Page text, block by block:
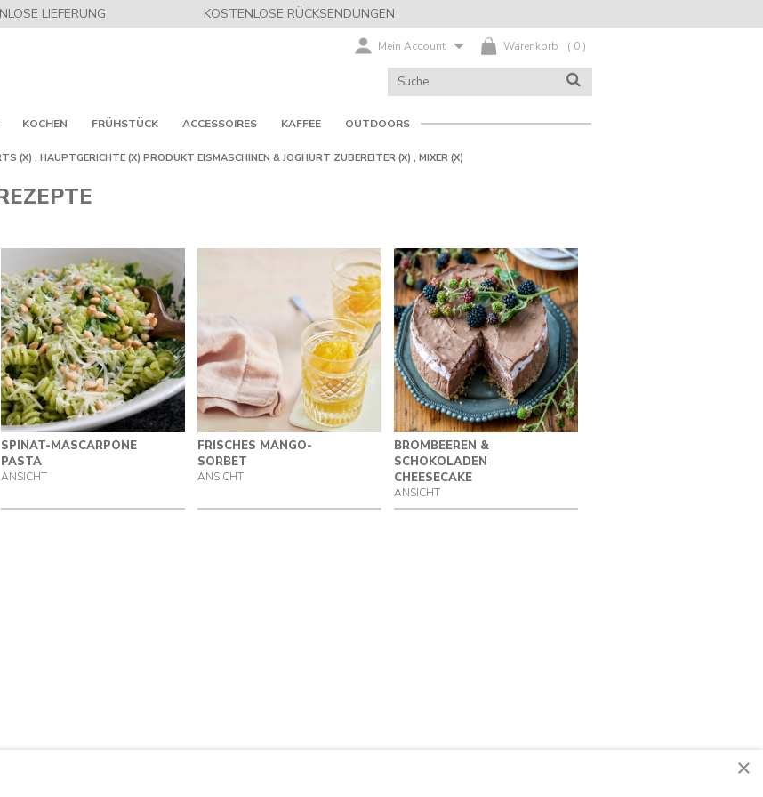
LIEFERUNG KOSTENLOSE RÜCKSENDUNGEN
( 0 )
Warenkorb
Mein Account
KATALOG
DURCHSUCHEN
SUCHE
KOCHEN FRÜHSTÜCK ACCESSOIRES KAFFEE OUTDOORS
(X) , HAUPTGERICHTE (X) PRODUKT EISMASCHINEN & JOGHURT ZUBEREITER (X) , MIXER (X)
SPINAT-MASCARPONE
PASTA
ANSICHT
FRISCHES MANGO-
SORBET
ANSICHT
BROMBEEREN &
SCHOKOLADEN
CHEESECAKE
ANSICHT
×